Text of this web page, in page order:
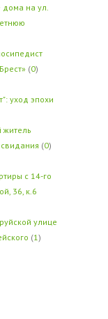
дома на ул.
(0)
уход эпохи
житель
(0)
с 14-го
36, к.6
улице
(1)